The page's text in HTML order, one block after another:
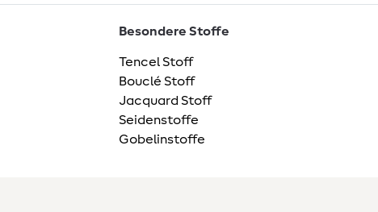
Besondere Stoffe
Tencel Stoff
Bouclé Stoff
Jacquard Stoff
Seidenstoffe
Gobelinstoffe